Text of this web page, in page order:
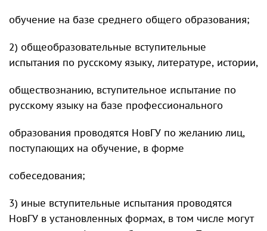
обучение на базе среднего общего образования;
2) общеобразовательные вступительные
испытания по русскому языку, литературе, истории,
обществознанию, вступительное испытание по
русскому языку на базе профессионального
образования проводятся НовГУ по желанию лиц,
поступающих на обучение, в форме
собеседования;
3) иные вступительные испытания проводятся
НовГУ в установленных формах, в том числе могут